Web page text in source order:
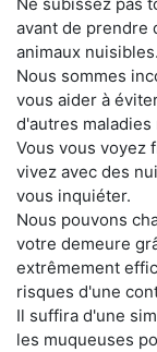
Ne subissez pas
avant de prendre
animaux nuisibles.
Nous sommes
vous aider à
d'autres
Vous vous voyez
vivez avec des
vous inquiéter.
Nous pouvons
votre demeure
extrêmement
risques d'une
Il suffira d'une
les muqueuses